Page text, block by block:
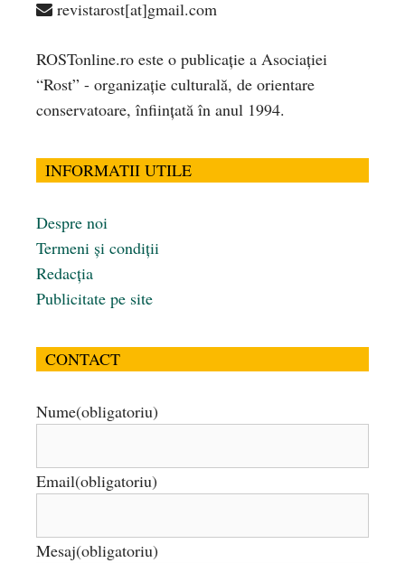
revistarost[at]gmail.com
ROSTonline.ro este o publicaţie a Asociaţiei
“Rost” - organizaţie culturală, de orientare
conservatoare, înfiinţată în anul 1994.
INFORMATII UTILE
Despre noi
Termeni și condiții
Redacția
Publicitate pe site
CONTACT
Nume(obligatoriu)
Email(obligatoriu)
Mesaj(obligatoriu)